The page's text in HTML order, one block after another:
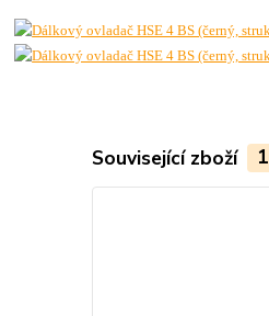
Související zboží 1